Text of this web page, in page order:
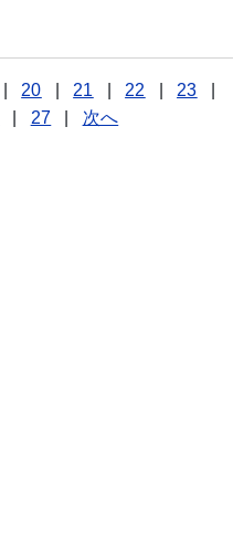
20 21 22 23
27 次へ